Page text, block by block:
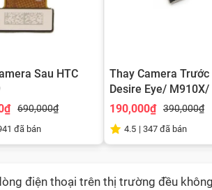
Sau HTC
690,000₫
đã bán
Thay Camera Trước
Desire Eye/ M910X/
Eye
190,000₫ 390,000₫
4.5 | 347 đã bán
điện thoại trên thị trường đều